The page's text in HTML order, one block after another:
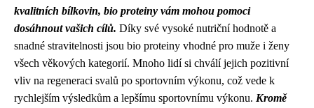
kvalitních bílkovin, bio proteiny vám mohou pomoci
dosáhnout vašich cílů. Díky své vysoké nutriční hodnotě a
snadné stravitelnosti jsou bio proteiny vhodné pro muže i ženy
všech věkových kategorií. Mnoho lidí si chválí jejich pozitivní
vliv na regeneraci svalů po sportovním výkonu, což vede k
rychlejším výsledkům a lepšímu sportovnímu výkonu. Kromě